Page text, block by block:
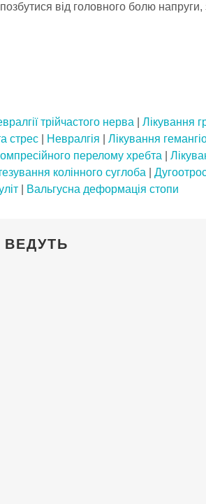
від головного болю напруги,
трійчастого нерва Лікування
стрес Невралгія Лікування
перелому хребта
колінного суглоба
Вальгусна деформація стопи